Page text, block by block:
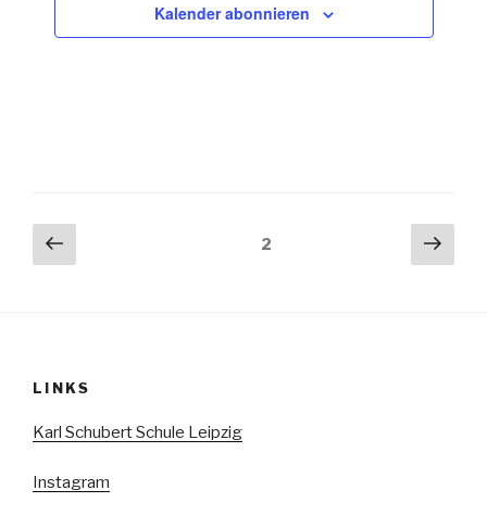
Kalender abonnieren
Seitennummerierung
der
Vorherige
Seite
2
LINKS
Karl Schubert Schule Leipzig
Instagram